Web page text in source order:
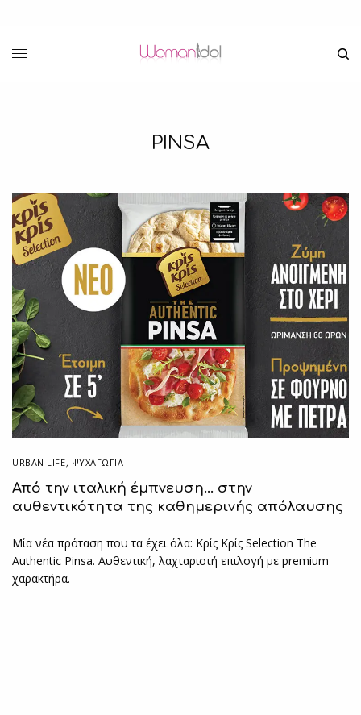
PINSA
URBAN LIFE, ΨΥΧΑΓΩΓΙΑ
Από την ιταλική έμπνευση… στην
αυθεντικότητα της καθημερινής απόλαυσης
Μία νέα πρόταση που τα έχει όλα: Κρίς Κρίς Selection The
Authentic Pinsa. Αυθεντική, λαχταριστή επιλογή με premium
χαρακτήρα.